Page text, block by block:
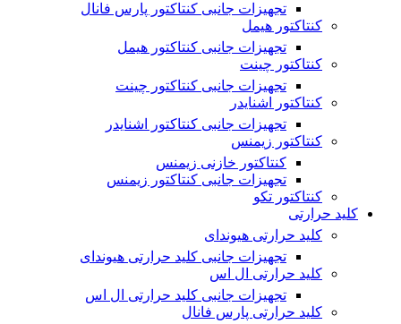
تجهیزات جانبی کنتاکتور پارس فانال
کنتاکتور هیمل
تجهیزات جانبی کنتاکتور هیمل
کنتاکتور چینت
تجهیزات جانبی کنتاکتور چینت
کنتاکتور اشنایدر
تجهیزات جانبی کنتاکتور اشنایدر
کنتاکتور زیمنس
کنتاکتور خازنی زیمنس
تجهیزات جانبی کنتاکتور زیمنس
کنتاکتور تکو
کلید حرارتی
کلید حرارتی هیوندای
تجهیزات جانبی کلید حرارتی هیوندای
کلید حرارتی ال اس
تجهیزات جانبی کلید حرارتی ال اس
کلید حرارتی پارس فانال